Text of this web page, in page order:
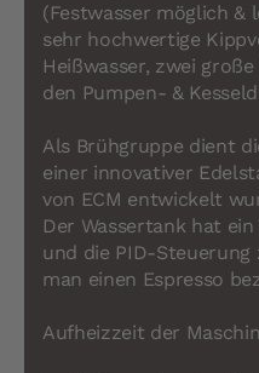
(Festwasser möglich &
sehr hochwertige
Heißwasser, zwei
den Pumpen- &
Als Brühgruppe dient
einer innovativer
von ECM entwickelt
Der Wassertank hat
und die PID-
man einen Espresso
Aufheizzeit der